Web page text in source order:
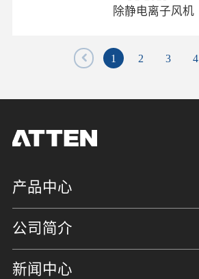
除静电离子风机
1 2 3 4
产品中心
公司简介
新闻中心